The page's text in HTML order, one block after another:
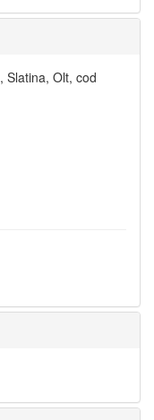
Slatina, Olt, cod